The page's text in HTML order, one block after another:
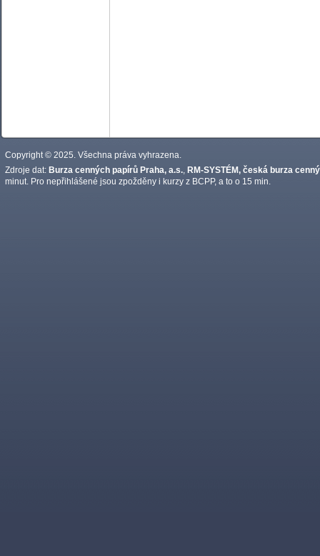
Copyright © 2025. Všechna práva vyhrazena.
Zdroje dat: Burza cenných papírů Praha, a.s. RM-SYSTÉM, česká burza
minut. Pro nepřihlášené jsou zpožděny i kurzy z BCPP, a to o 15 min.